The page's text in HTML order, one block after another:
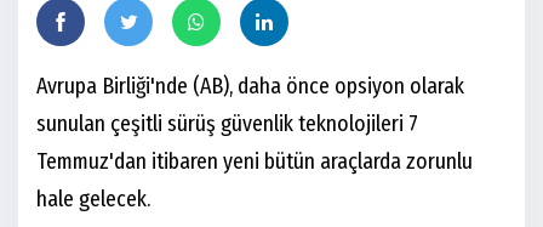
Avrupa Birliği'nde (AB), daha önce opsiyon olarak
sunulan çeşitli sürüş güvenlik teknolojileri 7
Temmuz'dan itibaren yeni bütün araçlarda zorunlu
hale gelecek.